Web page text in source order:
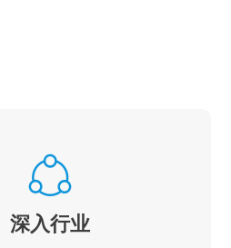
深入行业